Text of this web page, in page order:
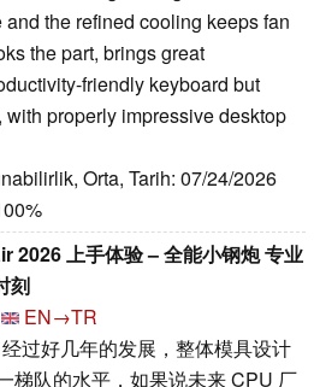
the refined cooling keeps fan
the part, brings great
friendly keyboard but
with properly impressive desktop
Orta, Tarih: 07/24/2026
2026 上手体验 – 全能小钢炮 专业
刻
EN→TR
过好几年的发展，整体模具设计
梯队的水平，如果说未来 CPU 厂